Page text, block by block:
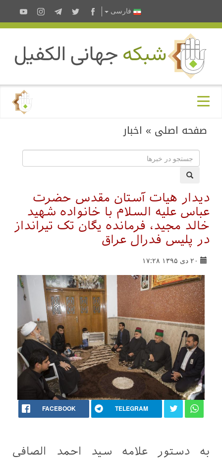
فارسى
صفحه اصلی » اخبار
دیدار هیات آستان مقدس حضرت
عباس علیه السلام با خانواده شهید
خالد مجید، فرمانده یگان تک تیرانداز
در پلیس فدرال عراق
۲۰ دی ۱۳۹۵ ۱۷:۲۸
FACEBOOK TELEGRAM
به دستور علامه سید احمد الصافی